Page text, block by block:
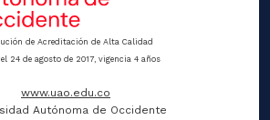
de Acreditación de Alta Calidad
24 de agosto de 2017, vigencia 4 años
www.uao.edu.co
Autónoma de Occidente